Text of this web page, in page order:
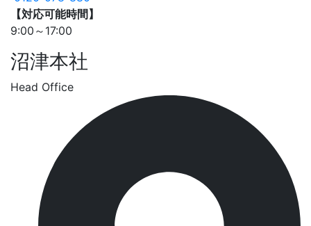
【対応可能時間】
9:00～17:00
沼津本社
Head Office